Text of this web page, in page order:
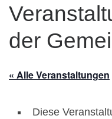
der
« Alle Veranstaltungen
Diese